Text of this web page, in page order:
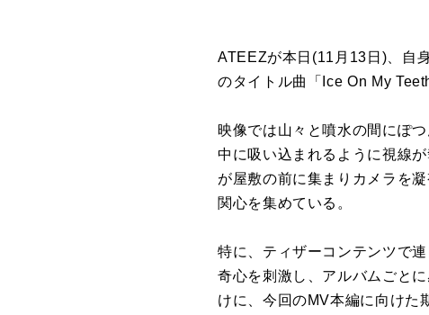
ATEEZが本日(11月13日)、自
のタイトル曲「Ice On My
映像では山々と噴水の間にぽ
中に吸い込まれるように視線
が屋敷の前に集まりカメラを
関心を集めている。
特に、ティザーコンテンツで
奇心を刺激し、アルバムごと
けに、今回のMV本編に向けた